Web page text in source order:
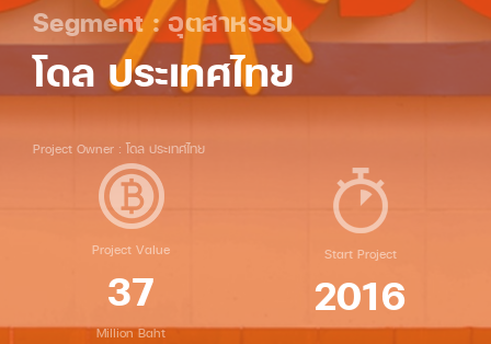
Segment : อุตสาหรรม
โดล ประเทศไทย
Project Owner : โดล ประเทศไทย
Project Value
37
Million Baht
Start Project
2016